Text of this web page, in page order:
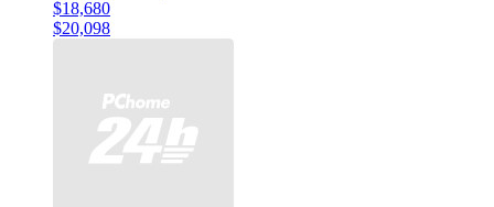
$18,680
$20,098